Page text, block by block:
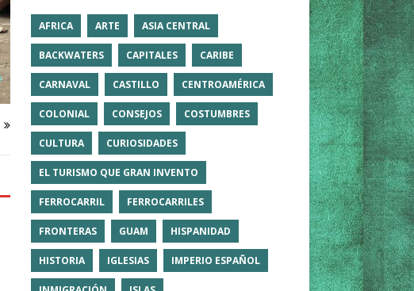
AFRICA ARTE ASIA CENTRAL
BACKWATERS CAPITALES CARIBE
CARNAVAL CASTILLO CENTROAMÉRICA
COLONIAL CONSEJOS COSTUMBRES
CULTURA CURIOSIDADES
EL TURISMO QUE GRAN INVENTO
FERROCARRIL FERROCARRILES
FRONTERAS GUAM HISPANIDAD
HISTORIA IGLESIAS IMPERIO ESPAÑOL